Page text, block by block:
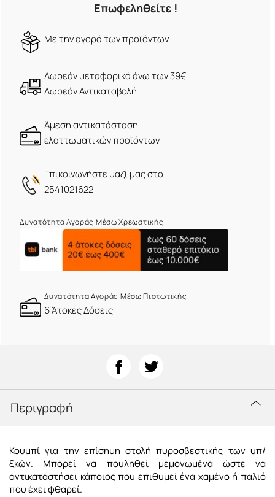
Επωφεληθείτε !
Mε την αγορά των προϊόντων
Δωρεάν μεταφορικά άνω των 39€
Δωρεάν Αντικαταβολή
Άμεση αντικατάσταση
ελαττωματικών προϊόντων
Eπικοινωνήστε μαζί μας στο
2541021622
Δυνατότητα Αγοράς Μέσω Χρεωστικής
Δυνατότητα Αγοράς Μέσω Πιστωτικής
6 Άτοκες Δόσεις
Περιγραφή
Κουμπί για την επίσημη στολή πυροσβεστικής των υπ/
ξκών. Μπορεί να πουληθεί μεμονωμένα ώστε να
αντικαταστήσει κάποιος που επιθυμεί ένα χαμένο ή παλιό
που έχει φθαρεί.